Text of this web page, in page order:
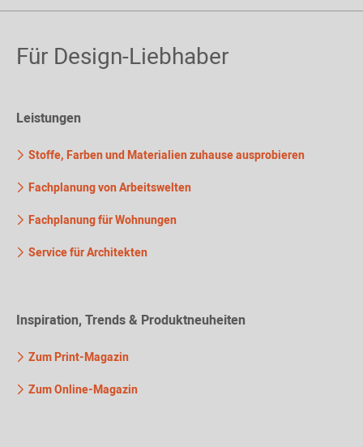
Für Design-Liebhaber
Leistungen
Stoffe, Farben und Materialien zuhause ausprobieren
Fachplanung von Arbeitswelten
Fachplanung für Wohnungen
Service für Architekten
Inspiration, Trends & Produktneuheiten
Zum Print-Magazin
Zum Online-Magazin